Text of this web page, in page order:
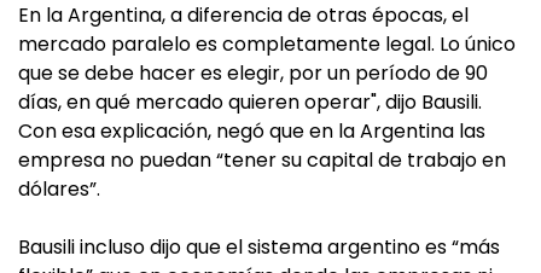
En la Argentina, a diferencia de otras épocas, el
mercado paralelo es completamente legal. Lo único
que se debe hacer es elegir, por un período de 90
días, en qué mercado quieren operar", dijo Bausili.
Con esa explicación, negó que en la Argentina las
empresa no puedan “tener su capital de trabajo en
dólares”.
Bausili incluso dijo que el sistema argentino es “más